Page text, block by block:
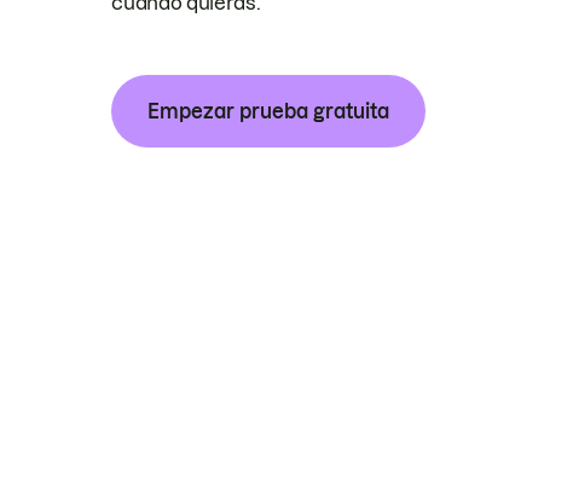
Empezar prueba gratuita